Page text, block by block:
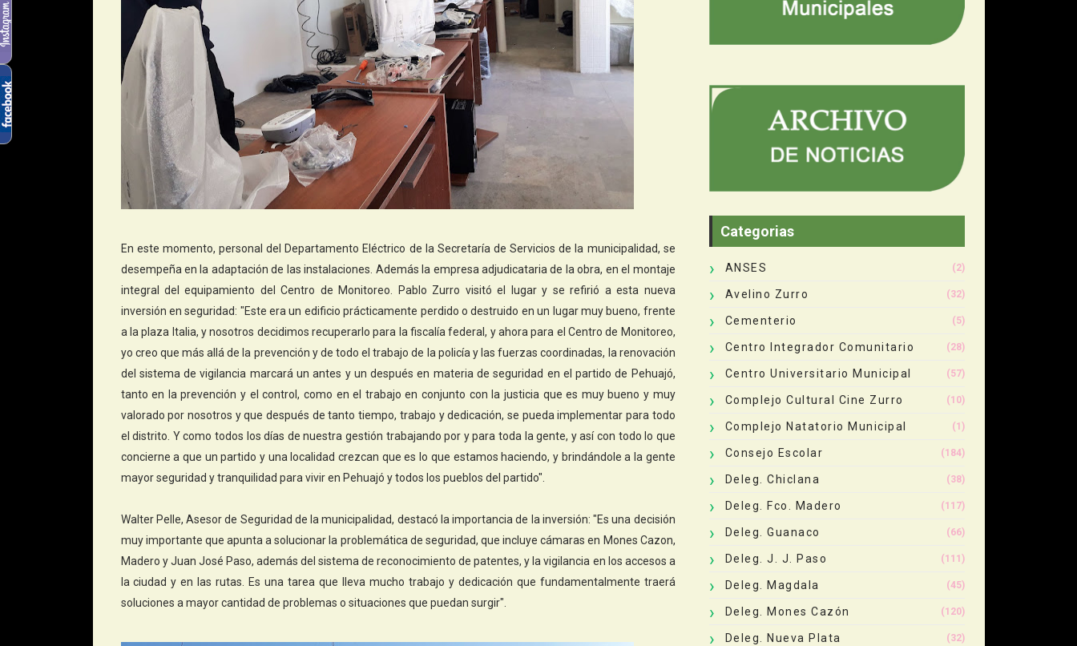
En este momento, personal del Departamento Eléctrico de la Secretaría de Servicios de la municipalidad, se
desempeña en la adaptación de las instalaciones. Además la empresa adjudicataria de la obra, en el montaje
integral del equipamiento del Centro de Monitoreo. Pablo Zurro visitó el lugar y se refirió a esta nueva
inversión en seguridad: "Este era un edificio prácticamente perdido o destruido en un lugar muy bueno, frente
a la plaza Italia, y nosotros decidimos recuperarlo para la fiscalía federal, y ahora para el Centro de Monitoreo,
yo creo que más allá de la prevención y de todo el trabajo de la policía y las fuerzas coordinadas, la renovación
del sistema de vigilancia marcará un antes y un después en materia de seguridad en el partido de Pehuajó,
tanto en la prevención y el control, como en el trabajo en conjunto con la justicia que es muy bueno y muy
valorado por nosotros y que después de tanto tiempo, trabajo y dedicación, se pueda implementar para todo
el distrito. Y como todos los días de nuestra gestión trabajando por y para toda la gente, y así con todo lo que
concierne a que un partido y una localidad crezcan que es lo que estamos haciendo, y brindándole a la gente
mayor seguridad y tranquilidad para vivir en Pehuajó y todos los pueblos del partido".
Walter Pelle, Asesor de Seguridad de la municipalidad, destacó la importancia de la inversión: "Es una decisión
muy importante que apunta a solucionar la problemática de seguridad, que incluye cámaras en Mones Cazon,
Madero y Juan José Paso, además del sistema de reconocimiento de patentes, y la vigilancia en los accesos a
la ciudad y en las rutas. Es una tarea que lleva mucho trabajo y dedicación que fundamentalmente traerá
soluciones a mayor cantidad de problemas o situaciones que puedan surgir".
Categorias
ANSES (2)
Avelino Zurro (32)
Cementerio (5)
Centro Integrador Comunitario (28)
Centro Universitario Municipal (57)
Complejo Cultural Cine Zurro (10)
Complejo Natatorio Municipal (1)
Consejo Escolar (184)
Deleg. Chiclana (38)
Deleg. Fco. Madero (117)
Deleg. Guanaco (66)
Deleg. J. J. Paso (111)
Deleg. Magdala (45)
Deleg. Mones Cazón (120)
Deleg. Nueva Plata (32)